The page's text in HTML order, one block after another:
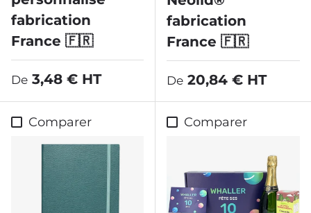
fabrication
France 🇫🇷
Prix habituel
De 3,48 € HT
fabrication
France 🇫🇷
Prix habituel
De 20,84 € HT
Comparer Comparer